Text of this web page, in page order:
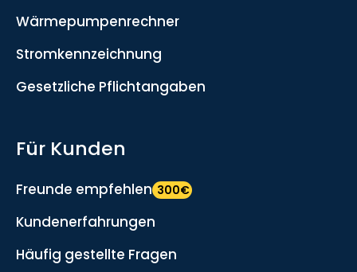
Wärmepumpenrechner
Stromkennzeichnung
Gesetzliche Pflichtangaben
Für Kunden
Freunde empfehlen 300€
Kundenerfahrungen
Häufig gestellte Fragen